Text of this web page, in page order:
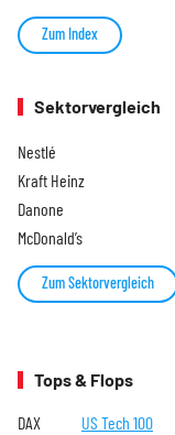
Zum Index
Sektorvergleich
Nestlé
Kraft Heinz
Danone
McDonald’s
Zum Sektorvergleich
Tops & Flops
DAX US Tech 100